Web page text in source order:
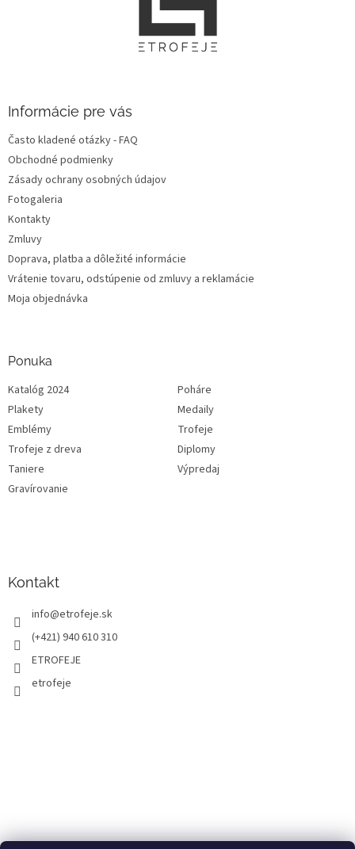
Informácie pre vás
Často kladené otázky - FAQ
Obchodné podmienky
Zásady ochrany osobných údajov
Fotogaleria
Kontakty
Zmluvy
Doprava, platba a dôležité informácie
Vrátenie tovaru, odstúpenie od zmluvy a reklamácie
Moja objednávka
Ponuka
Katalóg 2024
Poháre
Plakety
Medaily
Emblémy
Trofeje
Trofeje z dreva
Diplomy
Taniere
Výpredaj
Gravírovanie
Kontakt
info@etrofeje.sk
(+421) 940 610 310
ETROFEJE
etrofeje